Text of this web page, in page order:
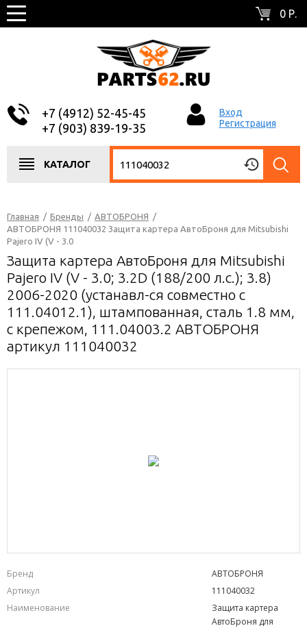
0 Р.
+7 (4912) 52-45-45
+7 (903) 839-19-35
Вход
Регистрация
КАТАЛОГ
Главная / Бренды / АВТОБРОНЯ /
АВТОБРОНЯ 111040032 Защита картера АвтоБроня для Mitsubishi
Pajero IV (V - 3.0
Защита картера АвтоБроня для Mitsubishi
Pajero IV (V - 3.0; 3.2D (188/200 л.с.); 3.8)
2006-2020 (устанавл-ся совместно с
111.04012.1), штампованная, сталь 1.8 мм,
с крепежом, 111.04003.2 АВТОБРОНЯ
артикул 111040032
Бренд
АВТОБРОНЯ
Артикул
111040032
Наименование
Защита картера
АвтоБроня для